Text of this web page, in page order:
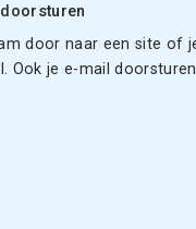
door naar een site of
Ook je e-mail